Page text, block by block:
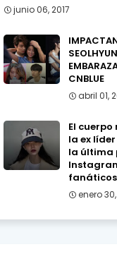
junio 06, 2017
CNBLUE
abril 01,
El
la ex
la última
fanáticos
enero